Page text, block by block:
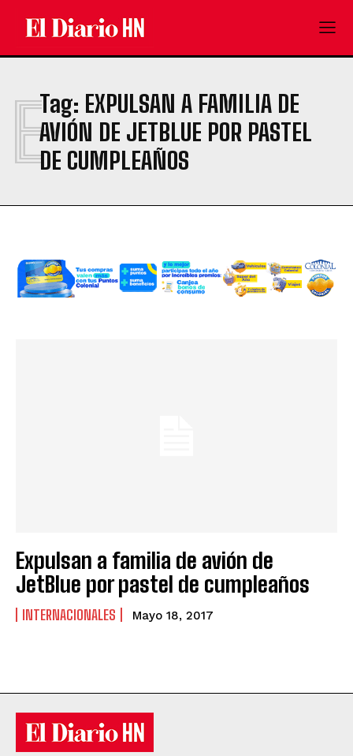
Tag: EXPULSAN A FAMILIA DE
AVIÓN DE JETBLUE POR PASTEL
DE CUMPLEAÑOS
E
Expulsan a familia de avión de
JetBlue por pastel de cumpleaños
INTERNACIONALES Mayo 18, 2017